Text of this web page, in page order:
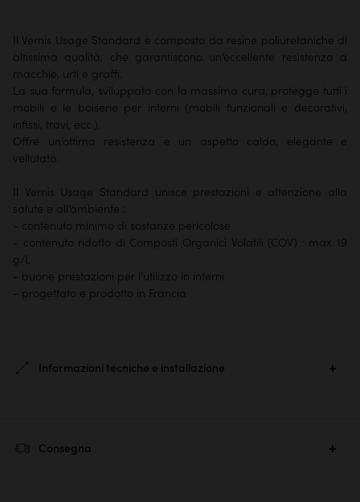
Il Vernis Usage Standard è composto da resine poliuretaniche di
altissima qualità, che garantiscono un’eccellente resistenza a
macchie, urti e graffi.
La sua formula, sviluppata con la massima cura, protegge tutti i
mobili e le boiserie per interni (mobili funzionali e decorativi,
infissi, travi, ecc.).
Offre un’ottima resistenza e un aspetto caldo, elegante e
vellutato.
Il Vernis Usage Standard unisce prestazioni e attenzione alla
salute e all’ambiente :
- contenuto minimo di sostanze pericolose
- contenuto ridotto di Composti Organici Volatili (COV) : max 19
g/L
- buone prestazioni per l’utilizzo in interni
- progettato e prodotto in Francia
Informazioni tecniche e installazione
Dimensioni prodotto :
Consegna